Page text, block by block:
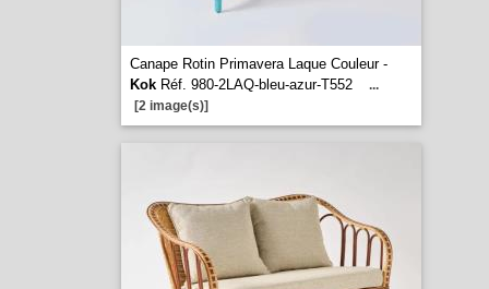
Canape Rotin Primavera Laque Couleur -
KokRéf. 980-2LAQ-bleu-azur-T552
...
[2 image(s)]